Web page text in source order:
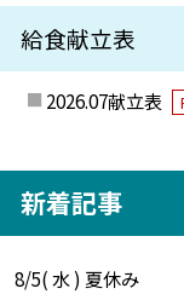
給食献立表
2026.07献立表
新着記事
8/5( 水 ) 夏休み